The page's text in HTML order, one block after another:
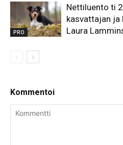
PRO
Nettiluento ti
kasvattajan ja
Laura
Kommentoi